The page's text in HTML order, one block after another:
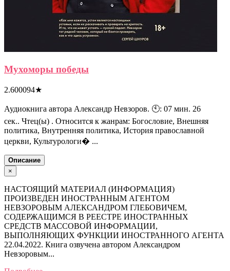
Мухоморы победы
2.600094★
Аудиокнига автора Александр Невзоров. 🕙: 07 мин. 26
сек.. Чтец(ы) . Относится к жанрам: Богословие, Внешняя
политика, Внутренняя политика, История православной
церкви, Культурологи� ...
Описание
×
НАСТОЯЩИЙ МАТЕРИАЛ (ИНФОРМАЦИЯ)
ПРОИЗВЕДЕН ИНОСТРАННЫМ АГЕНТОМ
НЕВЗОРОВЫМ АЛЕКСАНДРОМ ГЛЕБОВИЧЕМ,
СОДЕРЖАЩИМСЯ В РЕЕСТРЕ ИНОСТРАННЫХ
СРЕДСТВ МАССОВОЙ ИНФОРМАЦИИ,
ВЫПОЛНЯЮЩИХ ФУНКЦИИ ИНОСТРАННОГО АГЕНТА
22.04.2022. Книга озвучена автором Александром
Невзоровым...